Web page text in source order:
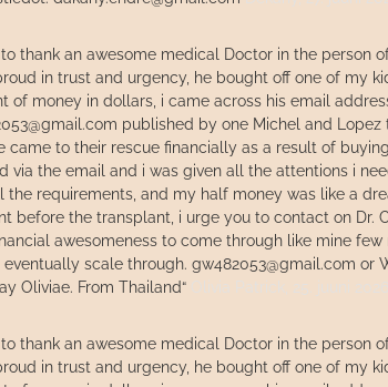
to thank an awesome medical Doctor in the person
in trust and urgency, he bought off one of my
of money in dollars, i came across his email
published by one Michel and
came to their rescue financially as a result of
via the email and i was given all the attentions i
the requirements, and my half money was like a
before the transplant, i urge you to contact on Dr.
awesomeness to come through like mine
eventually scale through. gw482053@gmail.com or
Oliviae. From Thailand“
to thank an awesome medical Doctor in the person
in trust and urgency, he bought off one of my